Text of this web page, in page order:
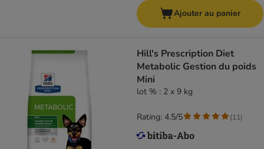
Ajouter au panier
Hill's Prescription Diet
Metabolic Gestion du poids
Mini
lot % : 2 x 9 kg
Rating: 4.5/5 (11)